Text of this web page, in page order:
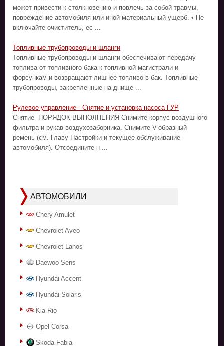
может привести к столкновению и повлечь за собой травмы,
повреждение автомобиля или иной материальный ущерб. • Не
включайте очиститель, ес ...
Топливные трубопроводы и шланги
Топливные трубопроводы и шланги обеспечивают передачу
топлива от топливного бака к топливной магистрали и
форсункам и возвращают лишнее топливо в бак. Топливные
трубопроводы, закрепленные на днище ...
Рулевое управление - Снятие и установка насоса ГУР
Снятие ПОРЯДОК ВЫПОЛНЕНИЯ Снимите корпус воздушного
фильтра и рукав воздухозаборника. Снимите V-образный
ремень (см. Главу Настройки и текущее обслуживание
автомобиля). Отсоедините н ...
АВТОМОБИЛИ
Chery Amulet
Chevrolet Aveo
Chevrolet Lanos
Daewoo Sens
Hyundai Accent
Hyundai Solaris
Kia Rio
Opel Corsa
Skoda Fabia